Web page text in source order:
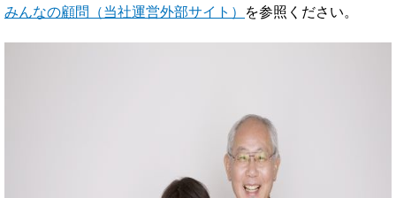
みんなの顧問（当社運営外部サイト） を参照ください。